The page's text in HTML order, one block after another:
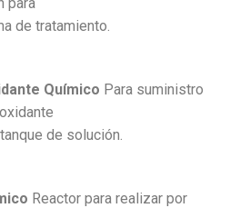
de tratamiento.
Químico Para suministro
de solución.
Reactor para realizar por